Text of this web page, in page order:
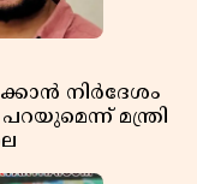
നിർദേശം
മന്ത്രി